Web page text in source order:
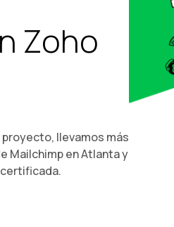
Zoho
llevamos más
Mailchimp en Atlanta y